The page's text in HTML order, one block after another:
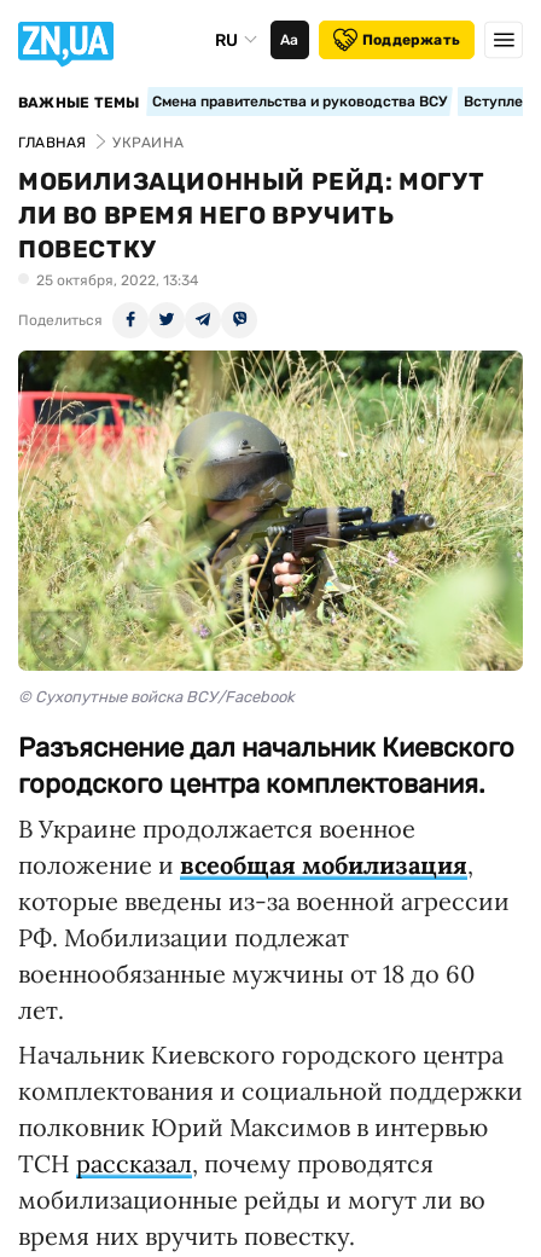
RU Аа Поддержать
ВАЖНЫЕ ТЕМЫ Смена правительства и руководства ВСУ
ГЛАВНАЯ УКРАИНА
МОБИЛИЗАЦИОННЫЙ РЕЙД: МОГУТ
ЛИ ВО ВРЕМЯ НЕГО ВРУЧИТЬ
ПОВЕСТКУ
25 октября, 2022, 13:34
Поделиться
© Сухопутные войска ВСУ/Facebook
Разъяснение дал начальник Киевского
городского центра комплектования.
В Украине продолжается военное
положение и всеобщая мобилизация,
которые введены из-за военной агрессии
РФ. Мобилизации подлежат
военнообязанные мужчины от 18 до 60
лет.
Начальник Киевского городского центра
комплектования и социальной поддержки
полковник Юрий Максимов в интервью
ТСН рассказал, почему проводятся
мобилизационные рейды и могут ли во
время них вручить повестку.